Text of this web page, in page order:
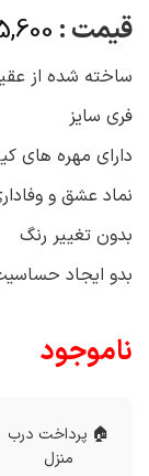
قیمت :
ساخته شده از
فری سایز
دارای مهره های
نماد عشق و
بدون تغییر رنگ
بدو ایجاد
ناموجود
🏠 پرداخت درب
منزل